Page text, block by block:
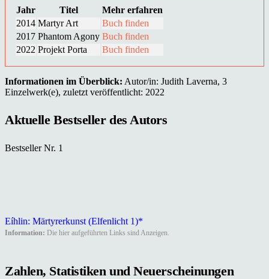
Jahr Titel
Mehr erfahren
2014 Martyr Art
Buch finden
2017 Phantom Agony Buch finden
2022 Projekt Porta Buch finden
Informationen im Überblick: Autor/in: Judith Laverna, 3
Einzelwerk(e), zuletzt veröffentlicht: 2022
Aktuelle Bestseller des Autors
Bestseller Nr. 1
Eíhlin: Märtyrerkunst (Elfenlicht 1)*
Information: Die hier aufgeführten Links sind Anzeigen.
Zahlen, Statistiken und Neuerscheinungen